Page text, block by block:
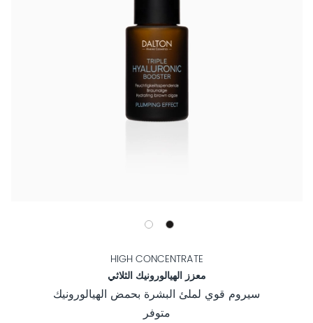
HIGH CONCENTRATE
معزز الهيالورونيك الثلاثي
سيروم قوي لملئ البشرة بحمض الهيالورونيك
متوفر